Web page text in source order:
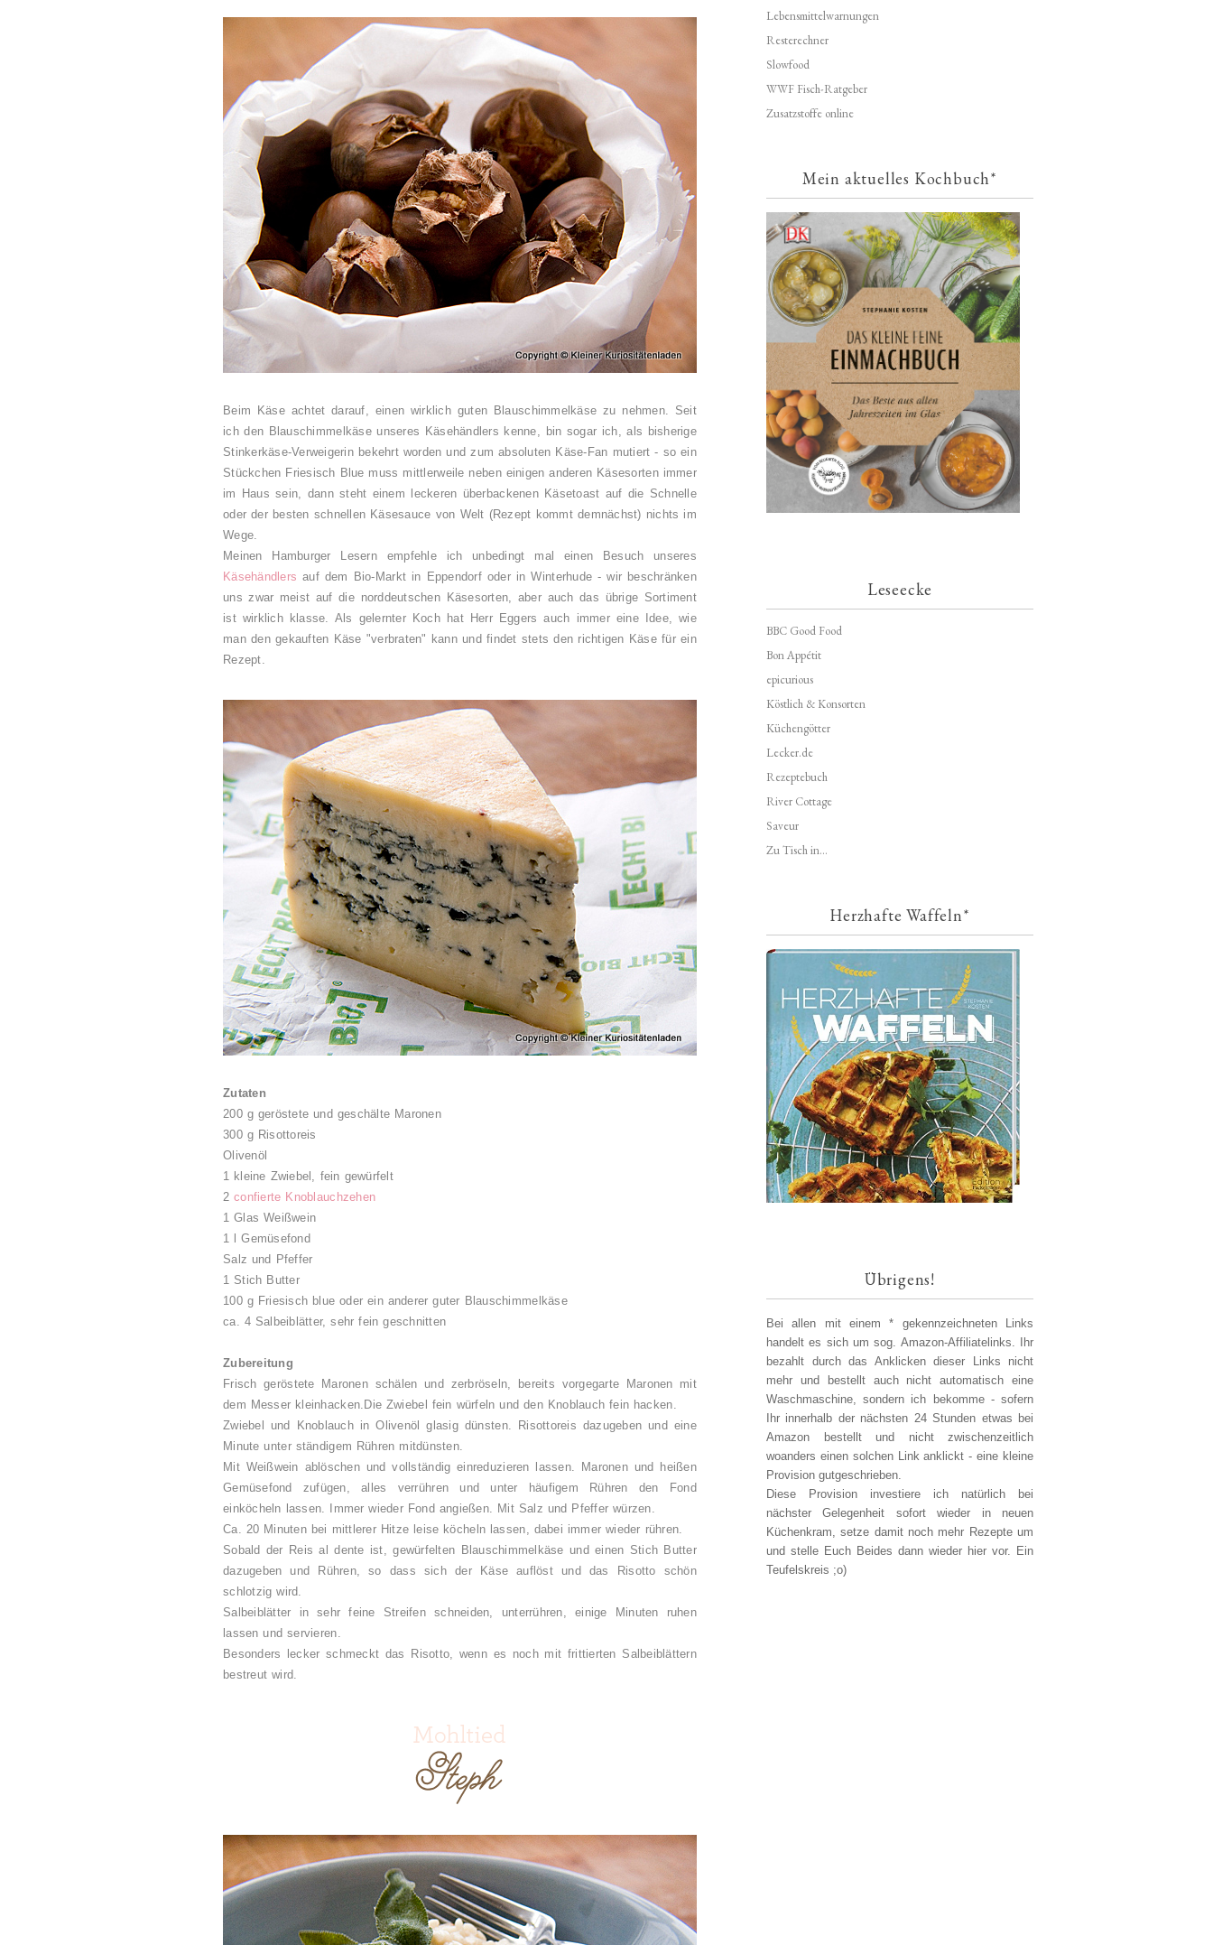
Beim Käse achtet darauf, einen wirklich guten Blauschimmelkäse zu nehmen. Seit
ich den Blauschimmelkäse unseres Käsehändlers kenne, bin sogar ich, als bisherige
Stinkerkäse-Verweigerin bekehrt worden und zum absoluten Käse-Fan mutiert - so ein
Stückchen Friesisch Blue muss mittlerweile neben einigen anderen Käsesorten immer
im Haus sein, dann steht einem leckeren überbackenen Käsetoast auf die Schnelle
oder der besten schnellen Käsesauce von Welt (Rezept kommt demnächst) nichts im
Wege.
Meinen Hamburger Lesern empfehle ich unbedingt mal einen Besuch unseres
Käsehändlersauf dem Bio-Markt in Eppendorf oder in Winterhude - wir beschränken
uns zwar meist auf die norddeutschen Käsesorten, aber auch das übrige Sortiment
ist wirklich klasse. Als gelernter Koch hat Herr Eggers auch immer eine Idee, wie
man den gekauften Käse "verbraten" kann und findet stets den richtigen Käse für ein
Rezept.
Zutaten
200 g geröstete und geschälte Maronen
300 g Risottoreis
Olivenöl
1 kleine Zwiebel, fein gewürfelt
2confierte Knoblauchzehen
1 Glas Weißwein
1 l Gemüsefond
Salz und Pfeffer
1 Stich Butter
100 g Friesisch blue oder ein anderer guter Blauschimmelkäse
ca. 4 Salbeiblätter, sehr fein geschnitten
Zubereitung
Frisch geröstete Maronen schälen und zerbröseln, bereits vorgegarte Maronen mit
dem Messer kleinhacken.Die Zwiebel fein würfeln und den Knoblauch fein hacken.
Zwiebel und Knoblauch in Olivenöl glasig dünsten. Risottoreis dazugeben und eine
Minute unter ständigem Rühren mitdünsten.
Mit Weißwein ablöschen und vollständig einreduzieren lassen. Maronen und heißen
Gemüsefond zufügen, alles verrühren und unter häufigem Rühren den Fond
einköcheln lassen. Immer wieder Fond angießen. Mit Salz und Pfeffer würzen.
Ca. 20 Minuten bei mittlerer Hitze leise köcheln lassen, dabei immer wieder rühren.
Sobald der Reis al dente ist, gewürfelten Blauschimmelkäse und einen Stich Butter
dazugeben und Rühren, so dass sich der Käse auflöst und das Risotto schön
schlotzig wird.
Salbeiblätter in sehr feine Streifen schneiden, unterrühren, einige Minuten ruhen
lassen und servieren.
Besonders lecker schmeckt das Risotto, wenn es noch mit frittierten Salbeiblättern
bestreut wird.
Lebensmittelwarnungen
Resterechner
Slowfood
WWF Fisch-Ratgeber
Zusatzstoffe online
Mein aktuelles Kochbuch*
Leseecke
BBC Good Food
Bon Appétit
epicurious
Köstlich & Konsorten
Küchengötter
Lecker.de
Rezeptebuch
River Cottage
Saveur
Zu Tisch in...
Herzhafte Waffeln*
Übrigens!
Bei allen mit einem * gekennzeichneten Links
handelt es sich um sog. Amazon-Affiliatelinks. Ihr
bezahlt durch das Anklicken dieser Links nicht
mehr und bestellt auch nicht automatisch eine
Waschmaschine, sondern ich bekomme - sofern
Ihr innerhalb der nächsten 24 Stunden etwas bei
Amazon bestellt und nicht zwischenzeitlich
woanders einen solchen Link anklickt - eine kleine
Provision gutgeschrieben.
Diese Provision investiere ich natürlich bei
nächster Gelegenheit sofort wieder in neuen
Küchenkram, setze damit noch mehr Rezepte um
und stelle Euch Beides dann wieder hier vor. Ein
Teufelskreis ;o)